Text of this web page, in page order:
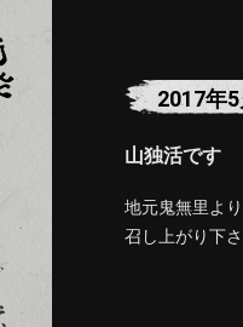
2017年
山独活です
地元鬼無里よ
召し上がり下